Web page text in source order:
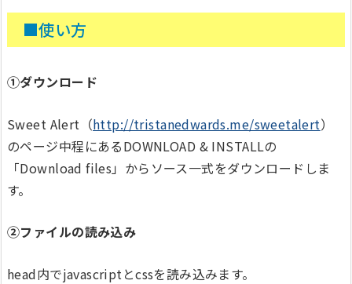
■使い方
①ダウンロード
Sweet Alert（http://tristanedwards.me/sweetalert）
のページ中程にあるDOWNLOAD & INSTALLの
「Download files」からソース一式をダウンロードしま
す。
②ファイルの読み込み
head内でjavascriptとcssを読み込みます。